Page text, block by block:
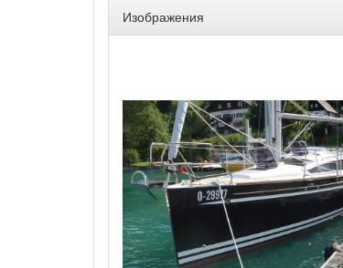
Изображения